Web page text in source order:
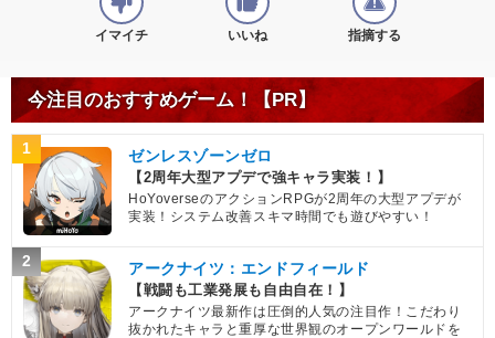
イマイチ いいね 指摘する
今注目のおすすめゲーム！【PR】
1 ゼンレスゾーンゼロ
【2周年大型アプデで強キャラ実装！】
HoYoverseのアクションRPGが2周年の大型アプデが
実装！システム改善スキマ時間でも遊びやすい！
2 アークナイツ：エンドフィールド
【戦闘も工業発展も自由自在！】
アークナイツ最新作は圧倒的人気の注目作！こだわり
抜かれたキャラと重厚な世界観のオープンワールドを